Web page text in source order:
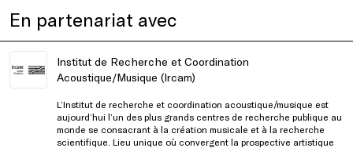
En partenariat avec
Institut de Recherche et Coordination
Acoustique/Musique (Ircam)
L’Institut de recherche et coordination acoustique/musique est
aujourd’hui l’un des plus grands centres de recherche publique au
monde se consacrant à la création musicale et à la recherche
scientifique. Lieu unique où convergent la prospective artistique